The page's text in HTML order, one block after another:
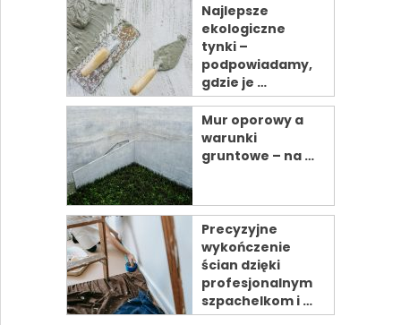
Najlepsze
ekologiczne
tynki –
podpowiadamy,
gdzie je …
Mur oporowy a
warunki
gruntowe – na …
Precyzyjne
wykończenie
ścian dzięki
profesjonalnym
szpachelkom i …